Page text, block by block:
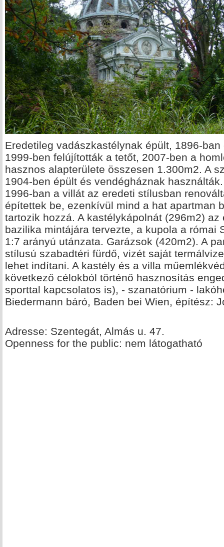
Eredetileg vadászkastélynak épült, 1896-
1999-ben felújították a tetőt, 2007-ben a
hasznos alapterülete összesen 1.300m2. A
1904-ben épült és vendégháznak
1996-ban a villát az eredeti stílusban
építettek be, ezenkívül mind a hat apartman
tartozik hozzá. A kastélykápolnát (296m2)
bazilika mintájára tervezte, a kupola a római
1:7 arányú utánzata. Garázsok (420m2). A
stílusú szabadtéri fürdő, vizét saját
lehet indítani. A kastély és a villa
következő célokból történő hasznosítás
sporttal kapcsolatos is), - szanatórium -
Biedermann báró, Baden bei Wien, építész:
Adresse: Szentegát, Almás u. 47.
Openness for the public: nem látogatható